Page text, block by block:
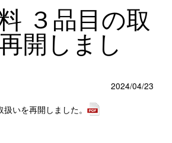
３品目の取
開しまし
2024/04/23
いを再開しました。